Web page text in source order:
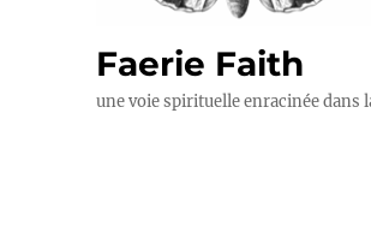
Faerie Faith
une voie spirituelle enracinée dans